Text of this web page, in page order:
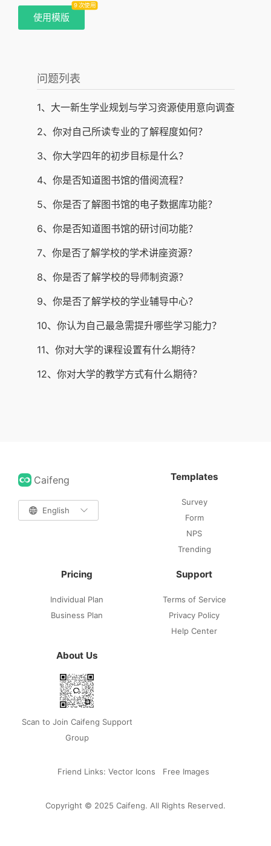
使用模版
9 次使用
问题列表
1、大一新生学业规划与学习资源使用意向调查
2、你对自己所读专业的了解程度如何？
3、你大学四年的初步目标是什么？
4、你是否知道图书馆的借阅流程？
5、你是否了解图书馆的电子数据库功能？
6、你是否知道图书馆的研讨间功能？
7、你是否了解学校的学术讲座资源？
8、你是否了解学校的导师制资源？
9、你是否了解学校的学业辅导中心？
10、你认为自己最急需提升哪些学习能力？
11、你对大学的课程设置有什么期待？
12、你对大学的教学方式有什么期待？
Caifeng
 English 
Templates
Survey
Form
NPS
Trending
Pricing
Individual Plan
Business Plan
Support
Terms of Service
Privacy Policy
Help Center
About Us
Scan to Join Caifeng Support
Group
Friend Links: Vector Icons Free Images
Copyright © 2025 Caifeng. All Rights Reserved.